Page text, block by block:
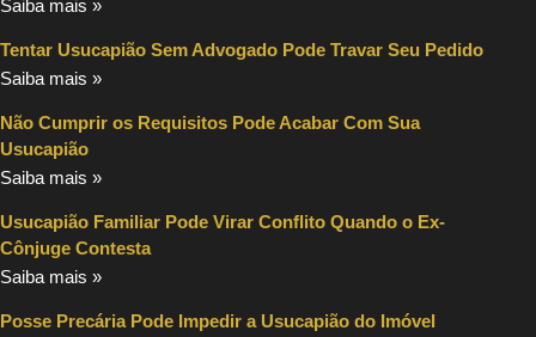
Saiba mais »
Tentar Usucapião Sem Advogado Pode Travar Seu Pedido
Saiba mais »
Não Cumprir os Requisitos Pode Acabar Com Sua
Usucapião
Saiba mais »
Usucapião Familiar Pode Virar Conflito Quando o Ex-
Cônjuge Contesta
Saiba mais »
Posse Precária Pode Impedir a Usucapião do Imóvel